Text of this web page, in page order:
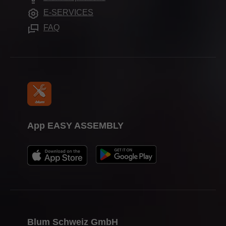
Stampa
Blum Schweiz GmbH
App EASY ASSEMBLY
E-SERVICES
FAQ